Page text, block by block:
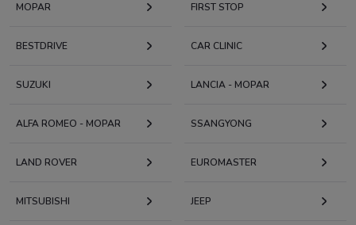
MOPAR FIRST STOP
BESTDRIVE CAR CLINIC
SUZUKI LANCIA - MOPAR
ALFA ROMEO - MOPAR SSANGYONG
LAND ROVER EUROMASTER
MITSUBISHI JEEP